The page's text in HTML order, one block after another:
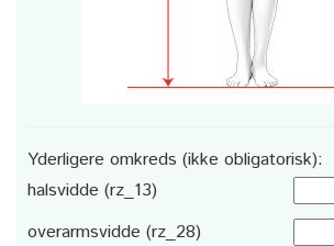
Yderligere omkreds (ikke obligatorisk):
halsvidde (rz_13)
overarmsvidde (rz_28)